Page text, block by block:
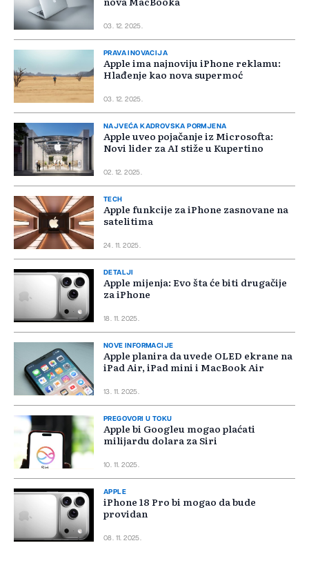
03. 12. 2025.
PRAVA INOVACIJA
Apple ima najnoviju iPhone reklamu:
Hlađenje kao nova supermoć
03. 12. 2025.
NAJVEĆA KADROVSKA PORMJENA
Apple uveo pojačanje iz Microsofta:
Novi lider za AI stiže u Kupertino
02. 12. 2025.
TECH
Apple funkcije za iPhone zasnovane na
satelitima
24. 11. 2025.
DETALJI
Apple mijenja: Evo šta će biti drugačije
za iPhone
18. 11. 2025.
NOVE INFORMACIJE
Apple planira da uvede OLED ekrane na
iPad Air, iPad mini i MacBook Air
13. 11. 2025.
PREGOVORI U TOKU
Apple bi Googleu mogao plaćati
milijardu dolara za Siri
10. 11. 2025.
APPLE
iPhone 18 Pro bi mogao da bude
providan
08. 11. 2025.